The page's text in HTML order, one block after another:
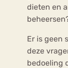
dieten en
Er is geen
deze
bedoeling